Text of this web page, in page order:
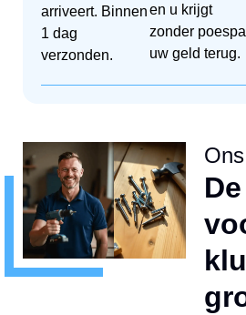
arriveert. Binnen
1 dag
verzonden.
en u krijgt
zonder
uw geld terug.